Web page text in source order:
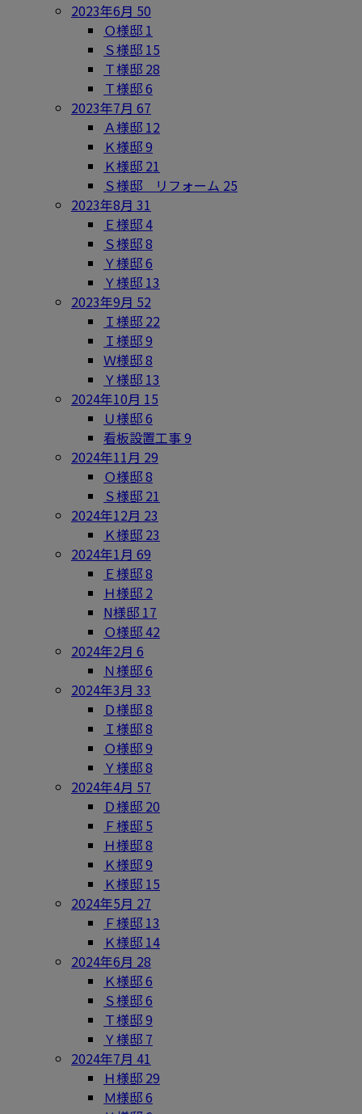
2023年6月 50
Ｏ様邸 1
Ｓ様邸 15
Ｔ様邸 28
Ｔ様邸6
2023年7月 67
Ａ様邸 12
Ｋ様邸9
Ｋ様邸 21
Ｓ様邸 リフォーム 25
2023年8月 31
Ｅ様邸4
Ｓ様邸8
Ｙ様邸6
Ｙ様邸 13
2023年9月 52
Ｉ様邸 22
Ｉ様邸9
Ｗ様邸8
Ｙ様邸 13
2024年10月 15
Ｕ様邸6
看板設置工事9
2024年11月 29
Ｏ様邸8
Ｓ様邸 21
2024年12月 23
Ｋ様邸 23
2024年1月 69
Ｅ様邸8
Ｈ様邸 2
N様邸 17
Ｏ様邸42
2024年2月 6
Ｎ様邸6
2024年3月 33
Ｄ様邸8
Ｉ様邸8
Ｏ様邸9
Ｙ様邸8
2024年4月 57
Ｄ様邸 20
Ｆ様邸 5
Ｈ様邸8
Ｋ様邸9
Ｋ様邸 15
2024年5月 27
Ｆ様邸 13
Ｋ様邸 14
2024年6月 28
Ｋ様邸6
Ｓ様邸6
Ｔ様邸9
Ｙ様邸 7
2024年7月 41
Ｈ様邸 29
Ｍ様邸6